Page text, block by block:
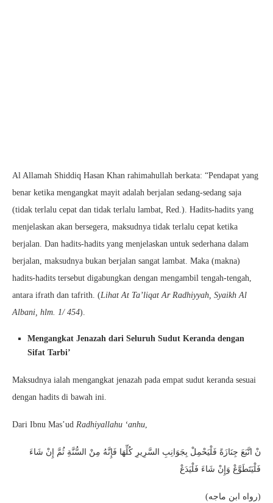
Al Allamah Shiddiq Hasan Khan rahimahullah berkata: “Pendapat yang
benar ketika mengangkat mayit adalah berjalan sedang-sedang saja
(tidak terlalu cepat dan tidak terlalu lambat, Red.). Hadits-hadits yang
menjelaskan akan bersegera, maksudnya tidak terlalu cepat ketika
berjalan. Dan hadits-hadits yang menjelaskan untuk sederhana dalam
berjalan, maksudnya bukan berjalan sangat lambat. Maka (makna)
hadits-hadits tersebut digabungkan dengan mengambil tengah-tengah,
antara ifrath dan tafrith. (Lihat At Ta’liqat Ar Radhiyyah, Syaikh Al
Albani, hlm. 1/ 454).
Mengangkat Jenazah dari Seluruh Sudut Keranda dengan
Sifat Tarbi’
Maksudnya ialah mengangkat jenazah pada empat sudut keranda sesuai
dengan hadits di bawah ini.
Dari Ibnu Mas’ud Radhiyallahu ‘anhu,
نْ اتَّبَعَ جِنَازَةً فَلْيَحْمِلْ بِجَوَانِبِ السَّرِيرِ كُلِّهَا فَإِنَّهُ مِنْ السُّنَّةِ ثُمَّ إِنْ شَاءَ
فَلْيَتَطَوَّعْ وَإِنْ شَاءَ فَلْيَدَعْ
(رواه ابن ماجه)